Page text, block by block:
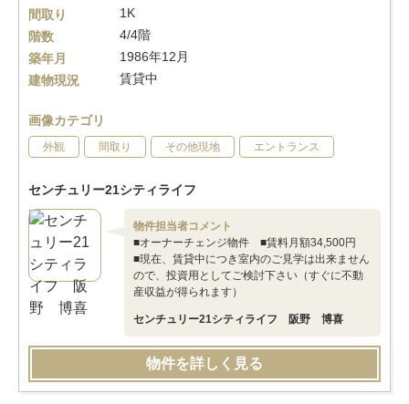
間取り
1K
階数
4/4階
築年月
1986年12月
建物現況
賃貸中
画像カテゴリ
外観 間取り その他現地 エントランス
センチュリー21シティライフ
物件担当者コメント
■オーナーチェンジ物件 ■賃料月額34,500円
■現在、賃貸中につき室内のご見学は出来ません
ので、投資用としてご検討下さい（すぐに不動
産収益が得られます）
センチュリー21シティライフ 阪野 博喜
物件を詳しく見る